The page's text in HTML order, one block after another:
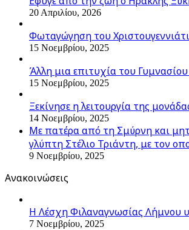
20 Απριλίου, 2026
Φωταγώγηση του
15 Νοεμβρίου, 2025
Άλλη μια επιτυχία του
15 Νοεμβρίου, 2025
Ξεκίνησε η λειτουργία της
14 Νοεμβρίου, 2025
Με πατέρα από τη Σμύρνη και
γλύπτη Στέλιο Τριάντη, με τον
9 Νοεμβρίου, 2025
Ανακοινώσεις
Η Λέσχη Φιλαναγνωσίας Λήμνου
7 Νοεμβρίου, 2025